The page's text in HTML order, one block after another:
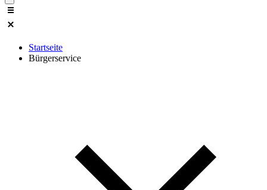
Startseite
Bürgerservice